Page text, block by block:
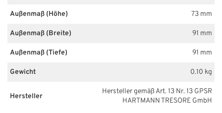
Außenmaß (Höhe) 73 mm
Außenmaß (Breite) 91 mm
Außenmaß (Tiefe) 91 mm
Gewicht 0.10 kg
Hersteller
Hersteller gemäß Art. 13 Nr. 13 GPSR
HARTMANN TRESORE GmbH